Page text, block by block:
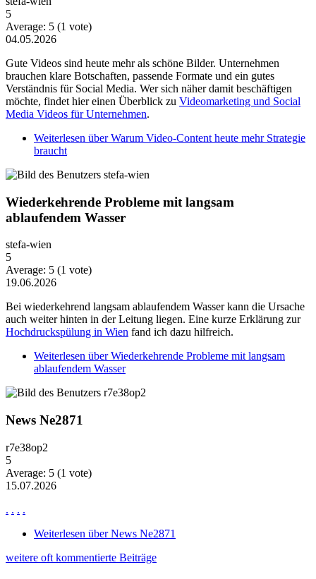
5
Average: 5 (1 vote)
04.05.2026
Gute Videos sind heute mehr als schöne Bilder. Unternehmen
brauchen klare Botschaften, passende Formate und ein gutes
Verständnis für Social Media. Wer sich näher damit beschäftigen
möchte, findet hier einen Überblick zu Videomarketing und Social
Media Videos für Unternehmen.
Weiterlesen über Warum Video-Content heute mehr Strategie
braucht
Wiederkehrende Probleme mit langsam
ablaufendem Wasser
stefa-wien
5
Average: 5 (1 vote)
19.06.2026
Bei wiederkehrend langsam ablaufendem Wasser kann die Ursache
auch weiter hinten in der Leitung liegen. Eine kurze Erklärung zur
Hochdruckspülung in Wien fand ich dazu hilfreich.
Weiterlesen über Wiederkehrende Probleme mit langsam
ablaufendem Wasser
News Ne2871
r7e38op2
5
Average: 5 (1 vote)
15.07.2026
. . . .
Weiterlesen über News Ne2871
weitere oft kommentierte Beiträge